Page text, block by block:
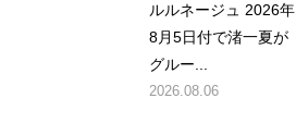
ルルネージュ 2026年
8月5日付で渚一夏が
グルー...
2026.08.06